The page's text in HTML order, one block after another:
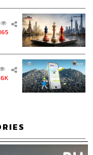
วเองได้ดีขึ้น เมื่อขึ้นพูด
อคนที่เป็นซัพพอร์ตของ
นี้ในหัว พูดในใจกับตัว
ใจและผ่อนคลายลงได้
จะมีแต่เรื่องด้านลบที่
ลังใจอยู่ที่แถวหลังสุด